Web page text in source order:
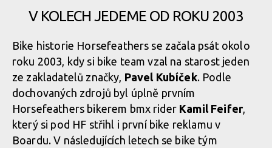
V KOLECH JEDEME OD ROKU 2003
Bike historie Horsefeathers se začala psát okolo
roku 2003, kdy si bike team vzal na starost jeden
ze zakladatelů značky, Pavel Kubíček. Podle
dochovaných zdrojů byl úplně prvním
Horsefeathers bikerem bmx rider Kamil Feifer,
který si pod HF střihl i první bike reklamu v
Boardu. V následujících letech se bike tým